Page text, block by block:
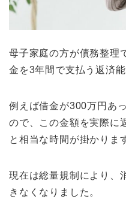
母子家庭の方が債務整理
金を3年間で支払う返済
例えば借金が300万円あ
ので、この金額を実際に
と相当な時間が掛かりま
現在は総量規制により、
きなくなりました。